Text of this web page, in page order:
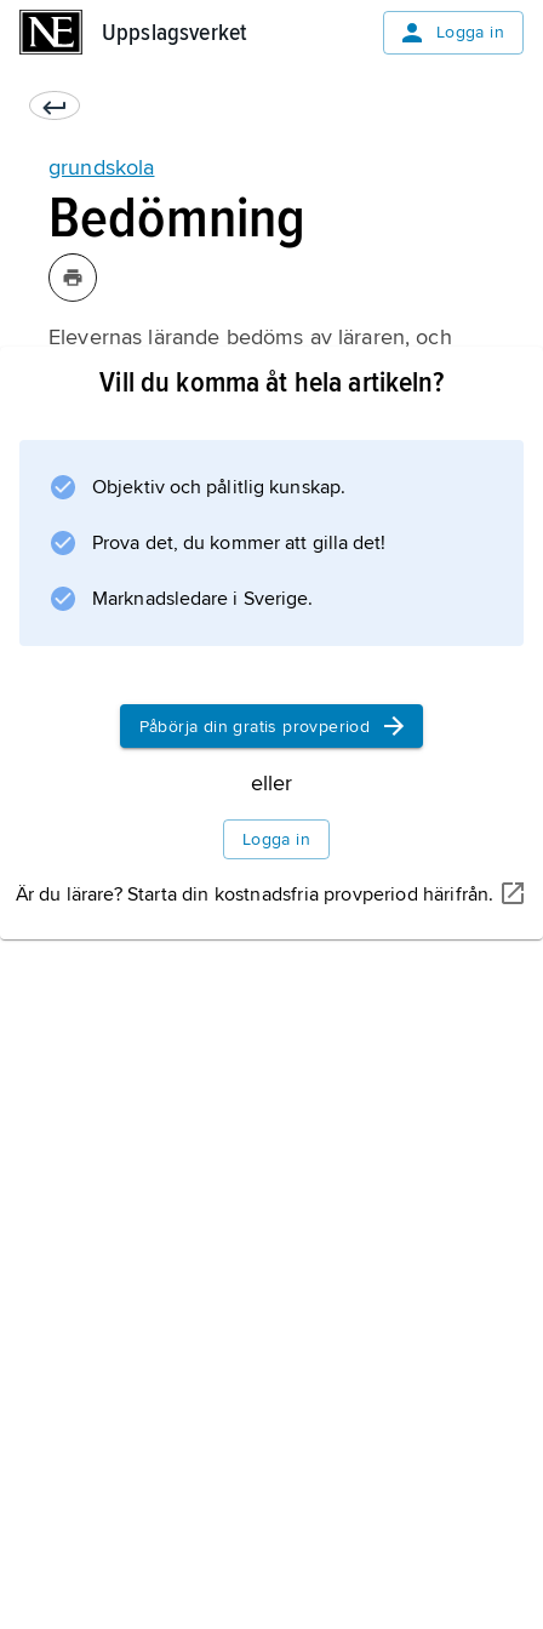
Uppslagsverket Logga in
grundskola
Bedömning
Elevernas lärande bedöms av läraren, och
bedömningen ligger till grund för omdömen
utvecklingssamtal
med varje elev och elevens vårdnadshavare
Utvecklingssamtalet ska mynna ut i en skriftlig
Information om artikeln
Vill du komma åt hela artikeln?
Objektiv och pålitlig kunskap.
Prova det, du kommer att gilla det!
Marknadsledare i Sverige.
Påbörja din gratis provperiod
eller
Logga in
Är du lärare? Starta din kostnadsfria provperiod härifrån.